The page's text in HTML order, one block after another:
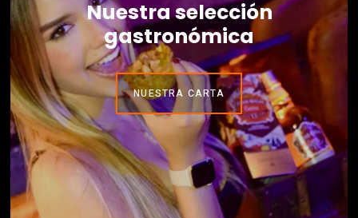
Nuestra selección
gastronómica
NUESTRA CARTA